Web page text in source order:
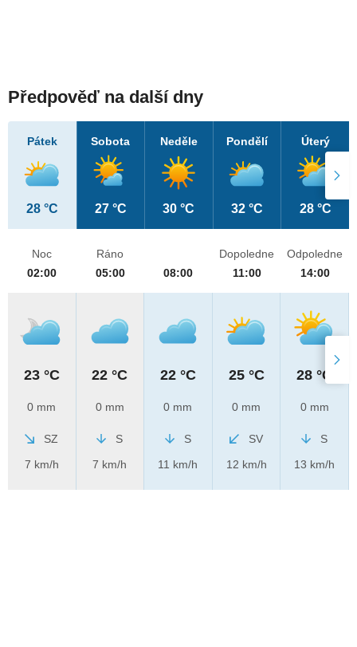
Předpověď na další dny
Pátek
28 °C
Sobota
27 °C
Neděle
30 °C
Pondělí
32 °C
Úterý
28 °C
Noc
02:00
23 °C
0 mm
SZ
7 km/h
Ráno
05:00
22 °C
0 mm
S
7 km/h
08:00
22 °C
0 mm
S
11 km/h
Dopoledne
11:00
25 °C
0 mm
SV
12 km/h
Odpoledne
14:00
28 °C
0 mm
S
13 km/h